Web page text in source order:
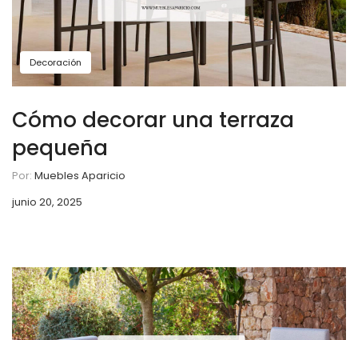
Decoración
Cómo decorar una terraza
pequeña
Por: Muebles Aparicio
junio 20, 2025